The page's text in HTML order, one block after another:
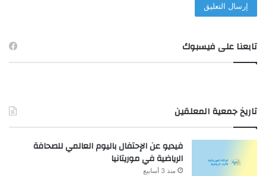
تابعنا على فيسبوك
تاريخ جمعية المعلقين
فيديو عن الإحتفال باليوم العالمي للصحافة
الرياضية في موريتانيا
منذ 3 أسابيع